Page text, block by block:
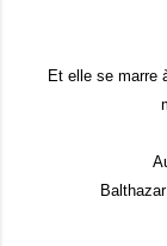
Et elle se marre